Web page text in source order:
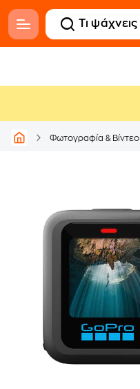
Φωτογραφία & Βίντεο